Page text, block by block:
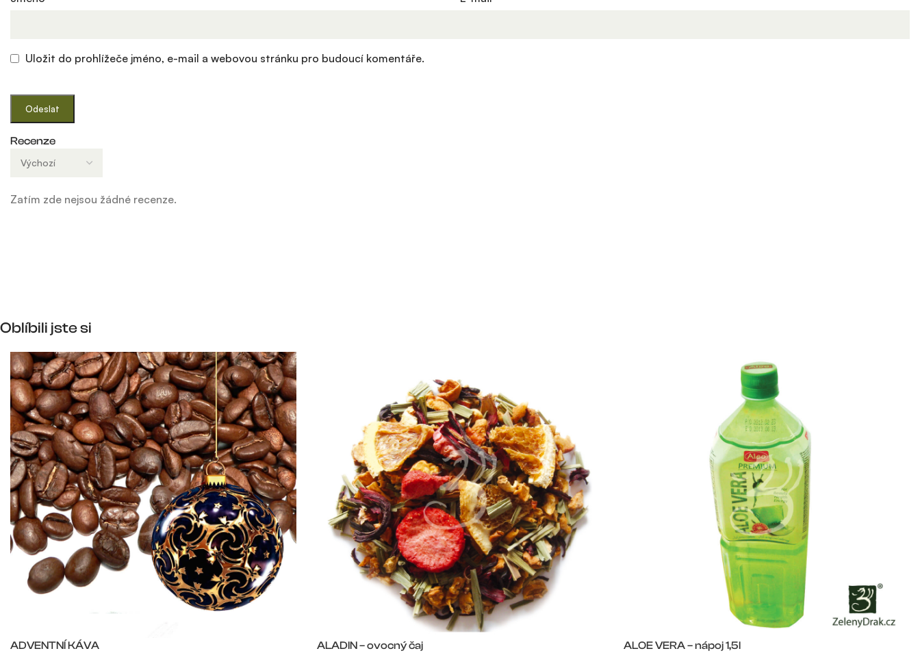
Recenze
Zatím zde nejsou žádné recenze.
Uložit do prohlížeče jméno, e-mail a webovou stránku pro budoucí komentáře.
Oblíbili jste si
ADVENTNÍ KÁVA ALADIN – ovocný čaj ALOE VERA – nápoj 1,5l